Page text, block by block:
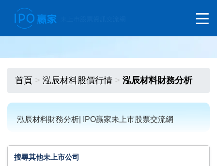
首頁 泓辰材料股價行情 泓辰材料財務分析
泓辰材料財務分析| IPO贏家未上市股票交流網
搜尋其他未上市公司
搜尋其他未上市公司